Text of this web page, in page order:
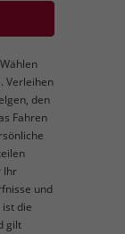
Verleihen
den
Fahren
Ihr
und
die
gilt